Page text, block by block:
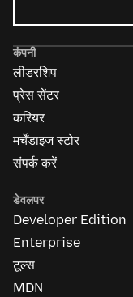
कंपनी
लीडरशिप
प्रेस सेंटर
करियर
मर्चेंडाइज स्टोर
संपर्क करें
डेवलपर
Developer Edition
Enterprise
टूल्स
MDN